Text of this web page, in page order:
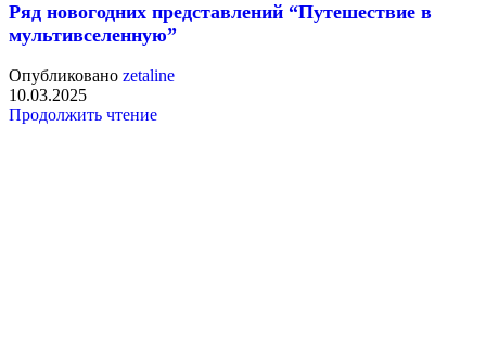
Ряд новогодних представлений “Путешествие в
мультивселенную”
Опубликовано zetaline
10.03.2025
Продолжить чтение